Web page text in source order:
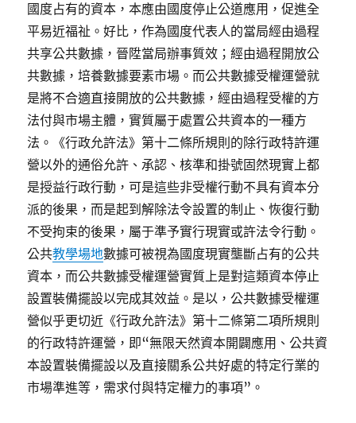
國度占有的資本，本應由國度停止公道應用，促進全
平易近福祉。好比，作為國度代表人的當局經由過程
共享公共數據，晉陞當局辦事質效；經由過程開放公
共數據，培養數據要素市場。而公共數據受權運營就
是將不合適直接開放的公共數據，經由過程受權的方
法付與市場主體，實質屬于處置公共資本的一種方
法。《行政允許法》第十二條所規則的除行政特許運
營以外的通俗允許、承認、核準和掛號固然現實上都
是授益行政行動，可是這些非受權行動不具有資本分
派的後果，而是起到解除法令設置的制止、恢復行動
不受拘束的後果，屬于準予實行現實或許法令行動。
公共教學場地數據可被視為國度現實壟斷占有的公共
資本，而公共數據受權運營實質上是對這類資本停止
設置裝備擺設以完成其效益。是以，公共數據受權運
營似乎更切近《行政允許法》第十二條第二項所規則
的行政特許運營，即“無限天然資本開闢應用、公共資
本設置裝備擺設以及直接關系公共好處的特定行業的
市場準進等，需求付與特定權力的事項”。